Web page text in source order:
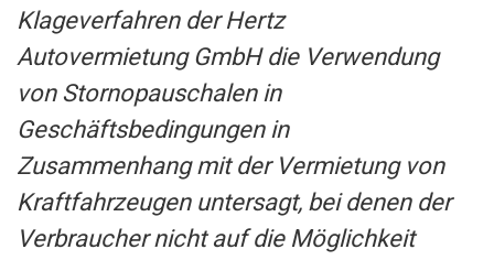
Klageverfahren der Hertz
Autovermietung GmbH die Verwendung
von Stornopauschalen in
Geschäftsbedingungen in
Zusammenhang mit der Vermietung von
Kraftfahrzeugen untersagt, bei denen der
Verbraucher nicht auf die Möglichkeit